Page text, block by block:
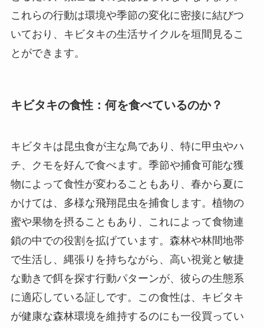
これらの行動は環境や季節の変化に密接に結びつ
いており、キビタキの生活サイクルを垣間見るこ
とができます。
キビタキの食性：何を食べているのか？
キビタキは昆虫食が主な鳥であり、特に甲虫やハ
チ、クモを好んで食べます。季節や捕食可能な獲
物によって食性が変わることもあり、春から夏に
かけては、多様な飛翔昆虫を捕食します。植物の
蜜や果物を摂ることもあり、これによって食物連
鎖の中での役割を拡げています。森林や林間地帯
で生活し、縄張りを持ちながら、高い視覚と敏捷
な動きで餌を探す行動パターンが、彼らの生態系
に適応している証しです。この食性は、キビタキ
が健康な森林環境を維持するのにも一役買ってい